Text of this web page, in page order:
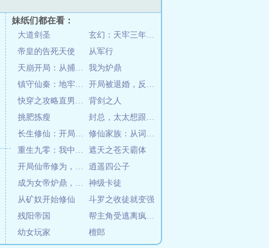
妹纸们都在看：
大道剑圣
玄幻：天牢三年，那个纨绔出狱了
帝皇的告死天使
从军行
天崩开局：从捕妖人到人族大帝
我为炉鼎
镇守仙秦：地牢吞妖六十年
开局被退婚，反手娶小姨子？
快穿之攻略直男的正确姿势
背剑之人
挑肥拣瘦
封总，太太想跟你离婚很久了
长生修仙：开局和女魔头双修
修仙家族：从词条开始
重生九零：我中百万大奖带全家暴富
遮天之苍天霸体
开局仙帝修为，我的势力遍诸天
逍遥四公子
成为女帝炉鼎，我踏上了无敌路
神级卡徒
从矿奴开始修仙
斗罗之收徒就变强
残阳帝国
帮主角受逃离疯子后我被盯上了[穿书]
幼女玩家
檀郎